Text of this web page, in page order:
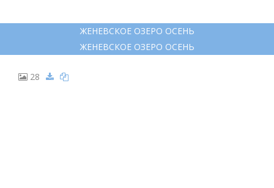
ЖЕНЕВСКОЕ ОЗЕРО ОСЕНЬ
ЖЕНЕВСКОЕ ОЗЕРО ОСЕНЬ
28